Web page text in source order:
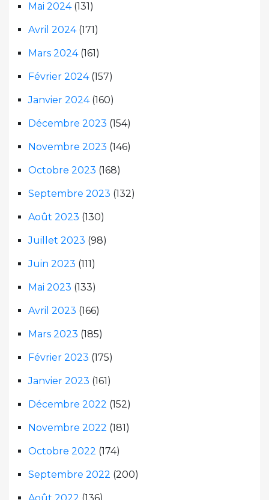
Mai 2024(131)
Avril 2024(171)
Mars 2024(161)
Février 2024(157)
Janvier 2024(160)
Décembre 2023 (154)
Novembre 2023 (146)
Octobre 2023 (168)
Septembre 2023 (132)
Août 2023 (130)
Juillet 2023 (98)
Juin 2023 (111)
Mai 2023 (133)
Avril 2023 (166)
Mars 2023 (185)
Février 2023 (175)
Janvier 2023 (161)
Décembre 2022 (152)
Novembre 2022 (181)
Octobre 2022 (174)
Septembre 2022 (200)
Août 2022 (136)